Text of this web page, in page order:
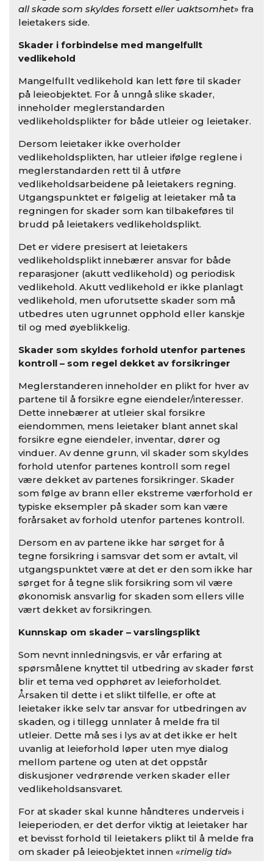
all skade som skyldes forsett eller uaktsomhet» fra
leietakers side.
Skader i forbindelse med mangelfullt
vedlikehold
Mangelfullt vedlikehold kan lett føre til skader
på leieobjektet. For å unngå slike skader,
inneholder meglerstandarden
vedlikeholdsplikter for både utleier og leietaker.
Dersom leietaker ikke overholder
vedlikeholdsplikten, har utleier ifølge reglene i
meglerstandarden rett til å utføre
vedlikeholdsarbeidene på leietakers regning.
Utgangspunktet er følgelig at leietaker må ta
regningen for skader som kan tilbakeføres til
brudd på leietakers vedlikeholdsplikt.
Det er videre presisert at leietakers
vedlikeholdsplikt innebærer ansvar for både
reparasjoner (akutt vedlikehold) og periodisk
vedlikehold. Akutt vedlikehold er ikke planlagt
vedlikehold, men uforutsette skader som må
utbedres uten ugrunnet opphold eller kanskje
til og med øyeblikkelig.
Skader som skyldes forhold utenfor partenes
kontroll – som regel dekket av forsikringer
Meglerstanderen inneholder en plikt for hver av
partene til å forsikre egne eiendeler/interesser.
Dette innebærer at utleier skal forsikre
eiendommen, mens leietaker blant annet skal
forsikre egne eiendeler, inventar, dører og
vinduer. Av denne grunn, vil skader som skyldes
forhold utenfor partenes kontroll som regel
være dekket av partenes forsikringer. Skader
som følge av brann eller ekstreme værforhold er
typiske eksempler på skader som kan være
forårsaket av forhold utenfor partenes kontroll.
Dersom en av partene ikke har sørget for å
tegne forsikring i samsvar det som er avtalt, vil
utgangspunktet være at det er den som ikke har
sørget for å tegne slik forsikring som vil være
økonomisk ansvarlig for skaden som ellers ville
vært dekket av forsikringen.
Kunnskap om skader – varslingsplikt
Som nevnt innledningsvis, er vår erfaring at
spørsmålene knyttet til utbedring av skader først
blir et tema ved opphøret av leieforholdet.
Årsaken til dette i et slikt tilfelle, er ofte at
leietaker ikke selv tar ansvar for utbedringen av
skaden, og i tillegg unnlater å melde fra til
utleier. Dette må ses i lys av at det ikke er helt
uvanlig at leieforhold løper uten mye dialog
mellom partene og uten at det oppstår
diskusjoner vedrørende verken skader eller
vedlikeholdsansvaret.
For at skader skal kunne håndteres underveis i
leieperioden, er det derfor viktig at leietaker har
et bevisst forhold til leietakers plikt til å melde fra
om skader på leieobjektet innen «rimelig tid»